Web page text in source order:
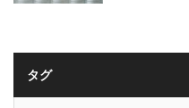
タグ